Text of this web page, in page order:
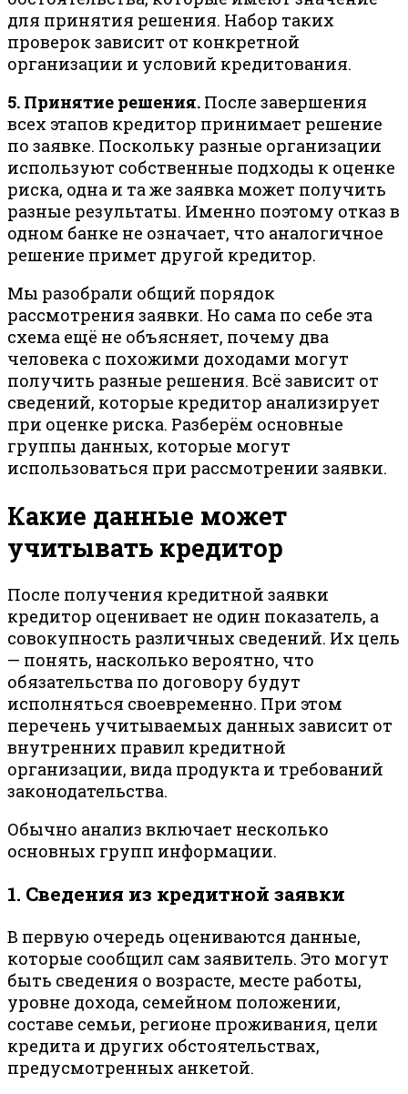
для принятия решения. Набор таких
проверок зависит от конкретной
организации и условий кредитования.
5. Принятие решения. После завершения
всех этапов кредитор принимает решение
по заявке. Поскольку разные организации
используют собственные подходы к оценке
риска, одна и та же заявка может получить
разные результаты. Именно поэтому отказ в
одном банке не означает, что аналогичное
решение примет другой кредитор.
Мы разобрали общий порядок
рассмотрения заявки. Но сама по себе эта
схема ещё не объясняет, почему два
человека с похожими доходами могут
получить разные решения. Всё зависит от
сведений, которые кредитор анализирует
при оценке риска. Разберём основные
группы данных, которые могут
использоваться при рассмотрении заявки.
Какие данные может
учитывать кредитор
После получения кредитной заявки
кредитор оценивает не один показатель, а
совокупность различных сведений. Их цель
— понять, насколько вероятно, что
обязательства по договору будут
исполняться своевременно. При этом
перечень учитываемых данных зависит от
внутренних правил кредитной
организации, вида продукта и требований
законодательства.
Обычно анализ включает несколько
основных групп информации.
1. Сведения из кредитной заявки
В первую очередь оцениваются данные,
которые сообщил сам заявитель. Это могут
быть сведения о возрасте, месте работы,
уровне дохода, семейном положении,
составе семьи, регионе проживания, цели
кредита и других обстоятельствах,
предусмотренных анкетой.